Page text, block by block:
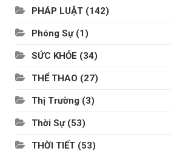
PHÁP LUẬT (142)
Phóng Sự(1)
SỨC KHỎE (34)
THỂ THAO (27)
Thị Trường (3)
Thời Sự(53)
THỜI TIẾT (53)